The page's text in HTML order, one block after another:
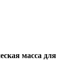
масса для